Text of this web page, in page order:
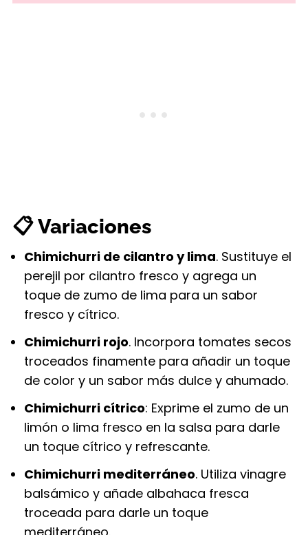
📋 Variaciones
Chimichurri de cilantro y lima. Sustituye el
perejil por cilantro fresco y agrega un
toque de zumo de lima para un sabor
fresco y cítrico.
Chimichurri rojo. Incorpora tomates secos
troceados finamente para añadir un toque
de color y un sabor más dulce y ahumado.
Chimichurri cítrico: Exprime el zumo de un
limón o lima fresco en la salsa para darle
un toque cítrico y refrescante.
Chimichurri mediterráneo. Utiliza vinagre
balsámico y añade albahaca fresca
troceada para darle un toque